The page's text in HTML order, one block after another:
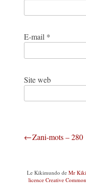
E-mail *
Site web
Navigation
l’article
Zani-mots – 280
Le Kikimundo de Mr
licence Creative